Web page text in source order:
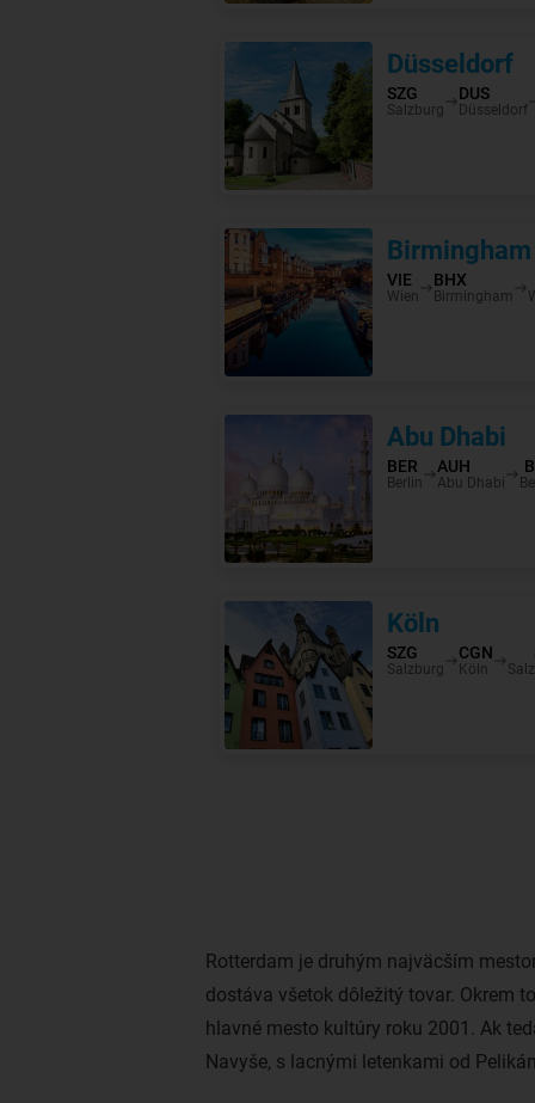
Rotterdam je druhým najväcším
dostáva všetok dôležitý tovar. Okrem
hlavné mesto kultúry roku 2001. Ak
Navyše, s lacnými letenkami od